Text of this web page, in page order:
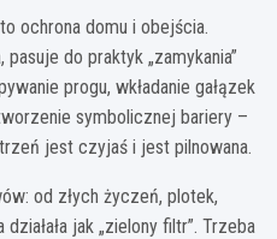
ochrona domu i obejścia.
do praktyk „zamykania”
progu, wkładanie gałązek
symbolicznej bariery –
jest czyjaś i jest pilnowana.
od złych życzeń, plotek,
jak „zielony filtr”. Trzeba